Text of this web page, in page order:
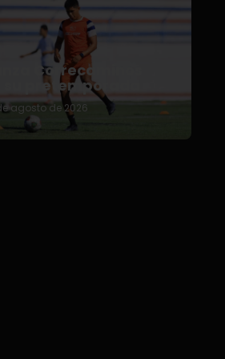
Correcaminos
su pretemporada
agosto de 2026